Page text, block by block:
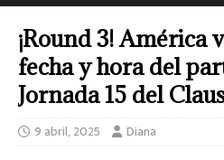
¡Round 3! América
fecha y hora del
Jornada 15 del
9 abril, 2025 Diana